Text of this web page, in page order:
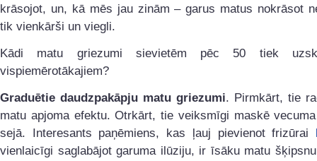
krāsojot, un, kā mēs jau zinām – garus matus nokrāsot
tik vienkārši un viegli.
Kādi matu griezumi sievietēm pēc 50 tiek
vispiemērotākajiem?
Graduētie daudzpakāpju matu griezumi. Pirmkārt, tie
matu apjoma efektu. Otrkārt, tie veiksmīgi maskē
sejā. Interesants paņēmiens, kas ļauj pievienot frizūrai
vienlaicīgi saglabājot garuma ilūziju, ir īsāku matu